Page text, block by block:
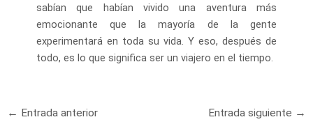
sabían que habían vivido una aventura más
emocionante que la mayoría de la gente
experimentará en toda su vida. Y eso, después de
todo, es lo que significa ser un viajero en el tiempo.
Navegación
← Entrada anterior Entrada siguiente →